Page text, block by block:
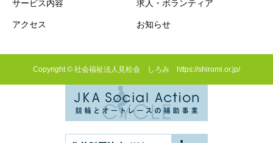
サービス内容 求人・ボランティア
アクセス お知らせ
Copyright © 社会福祉法人見松会 しろみ https://shiromi.or.jp/